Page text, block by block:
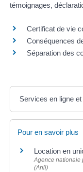
témoignages,
Certificat de vie
Conséquences
Séparation des
Services en ligne
Pour en savoir plus
Location en
Agence nationale
(Anil)